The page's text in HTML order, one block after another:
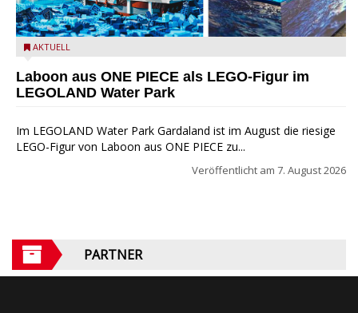
Laboon aus ONE PIECE als LEGO-Figur im LEGOLAND Water
AKTUELL
Laboon aus ONE PIECE als LEGO-Figur im
LEGOLAND Water Park
Im LEGOLAND Water Park Gardaland ist im August die riesige
LEGO-Figur von Laboon aus ONE PIECE zu...
Veröffentlicht am 7. August 2026
PARTNER